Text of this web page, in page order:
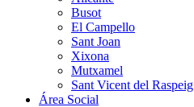
Busot
El Campello
Sant Joan
Xixona
Mutxamel
Sant Vicent del Raspeig
Área Social